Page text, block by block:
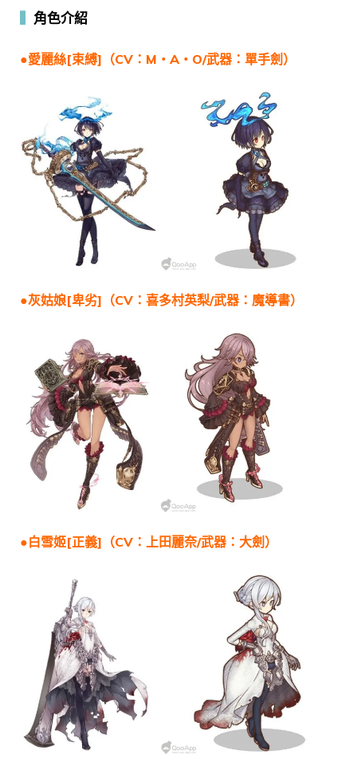
角色介紹
●愛麗絲[束縛]（CV：M・A・O/武器：單手劍）
●灰姑娘[卑劣]（CV：喜多村英梨/武器：魔導書）
●白雪姬[正義]（CV：上田麗奈/武器：大劍）